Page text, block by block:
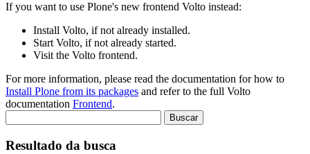
If you want to use Plone's new frontend Volto instead:
Install Volto, if not already installed.
Start Volto, if not already started.
Visit the Volto frontend.
For more information, please read the documentation for how to
Install Plone from its packages and refer to the full Volto
documentation Frontend.
Resultado da busca